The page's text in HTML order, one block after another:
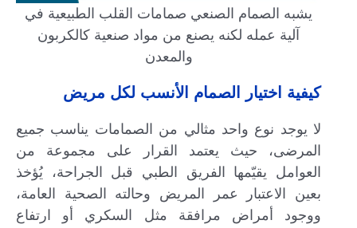
يشبه الصمام الصنعي صمامات القلب الطبيعية في
آلية عمله لكنه يصنع من مواد صنعية كالكربون
والمعدن
كيفية اختيار الصمام الأنسب لكل مريض
لا يوجد نوع واحد مثالي من الصمامات يناسب جميع
المرضى، حيث يعتمد القرار على مجموعة من
العوامل يقيّمها الفريق الطبي قبل الجراحة، يُؤخذ
بعين الاعتبار عمر المريض وحالته الصحية العامة،
ووجود أمراض مرافقة مثل السكري أو ارتفاع